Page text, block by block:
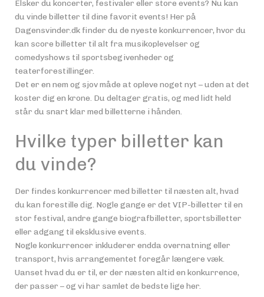
Elsker du koncerter, festivaler eller store events? Nu kan
du vinde billetter til dine favorit events! Her på
Dagensvinder.dk finder du de nyeste konkurrencer, hvor du
kan score billetter til alt fra musikoplevelser og
comedyshows til sportsbegivenheder og
teaterforestillinger.
Det er en nem og sjov måde at opleve noget nyt – uden at det
koster dig en krone. Du deltager gratis, og med lidt held
står du snart klar med billetterne i hånden.
Hvilke typer billetter kan
du vinde?
Der findes konkurrencer med billetter til næsten alt, hvad
du kan forestille dig. Nogle gange er det VIP-billetter til en
stor festival, andre gange biografbilletter, sportsbilletter
eller adgang til eksklusive events.
Nogle konkurrencer inkluderer endda overnatning eller
transport, hvis arrangementet foregår længere væk.
Uanset hvad du er til, er der næsten altid en konkurrence,
der passer – og vi har samlet de bedste lige her.